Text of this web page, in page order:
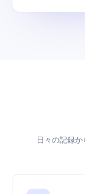
日々の記録か